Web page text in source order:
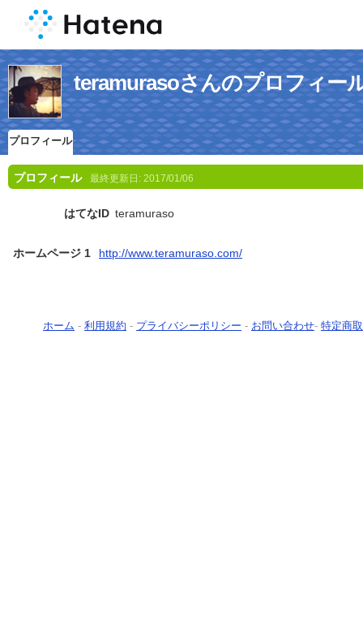
teramurasoさんのプロフィー
プロフィール
プロフィール 最終更新日: 2017/01/06
はてなID teramuraso
ホームページ 1 http://www.teramuraso.com/
ホーム - 利用規約 - プライバシーポリシー - お問い合わせ- 特定商